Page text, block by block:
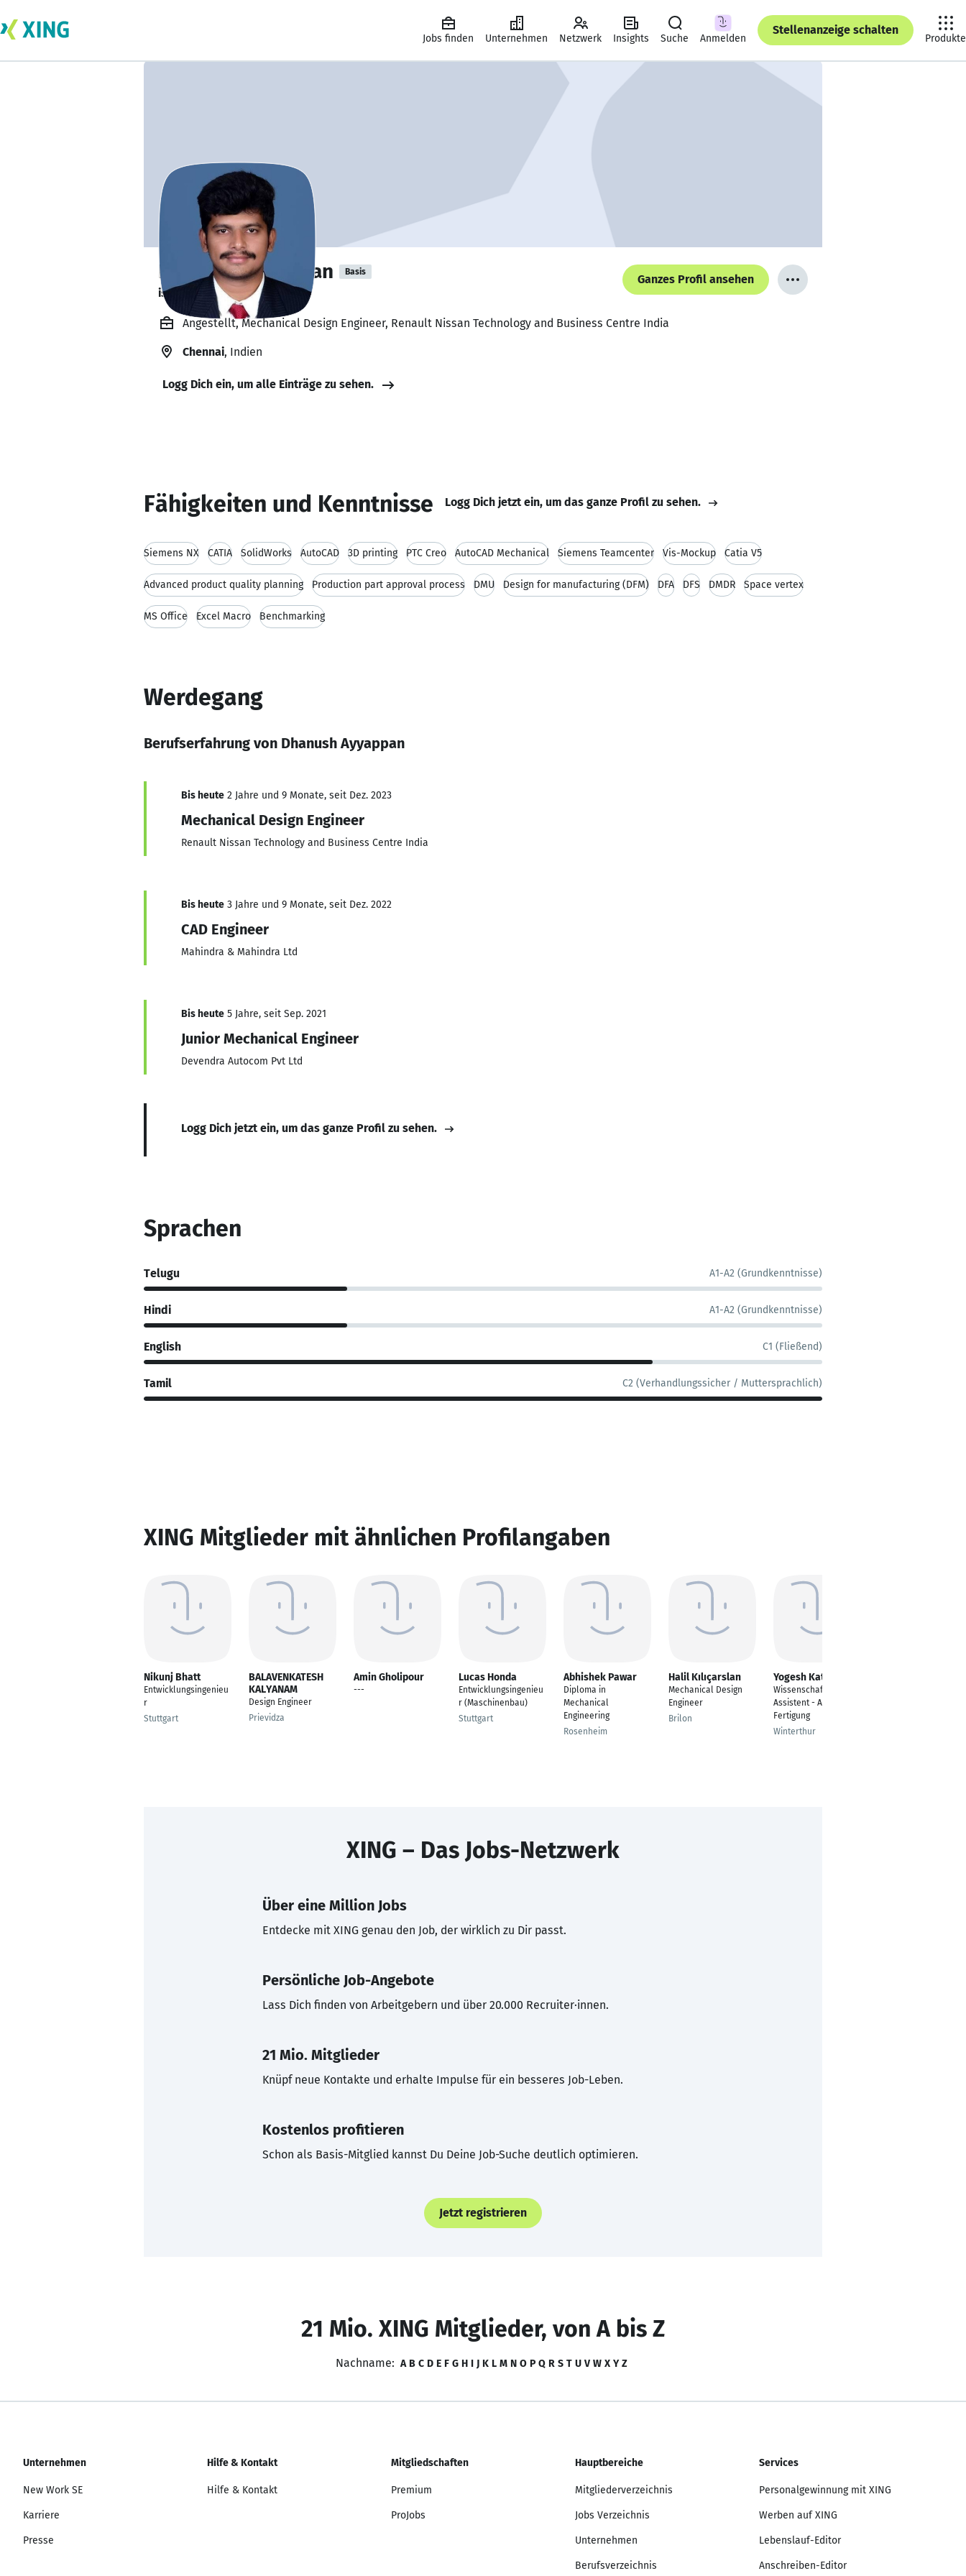
Jobs finden Unternehmen Netzwerk Insights Suche Anmelden
Stellenanzeige schalten
Produkte
Dhanush Ayyappan Basis
is researching.
Ganzes Profil ansehen
Angestellt, Mechanical Design Engineer, Renault Nissan Technology and Business Centre India
Chennai, Indien
Logg Dich ein, um alle Einträge zu sehen.
Fähigkeiten und Kenntnisse Logg Dich jetzt ein, um das ganze Profil zu sehen.
Siemens NX CATIA SolidWorks AutoCAD 3D printing PTC Creo AutoCAD Mechanical Siemens Teamcenter Vis-Mockup Catia V5
Advanced product quality planning Production part approval process DMU Design for manufacturing (DFM) DFA DFS DMDR Space vertex
MS Office Excel Macro Benchmarking
Werdegang
Berufserfahrung von Dhanush Ayyappan
Bis heute 2 Jahre und 9 Monate, seit Dez. 2023
Mechanical Design Engineer
Renault Nissan Technology and Business Centre India
Bis heute 3 Jahre und 9 Monate, seit Dez. 2022
CAD Engineer
Mahindra & Mahindra Ltd
Bis heute 5 Jahre, seit Sep. 2021
Junior Mechanical Engineer
Devendra Autocom Pvt Ltd
Logg Dich jetzt ein, um das ganze Profil zu sehen.
Sprachen
Telugu A1-A2 (Grundkenntnisse)
Hindi A1-A2 (Grundkenntnisse)
English C1 (Fließend)
Tamil C2 (Verhandlungssicher / Muttersprachlich)
XING Mitglieder mit ähnlichen Profilangaben
Nikunj Bhatt
Entwicklungsingenieu
r
Stuttgart
BALAVENKATESH
KALYANAM
Design Engineer
Prievidza
Amin Gholipour
---
Lucas Honda
Entwicklungsingenieu
r (Maschinenbau)
Stuttgart
Abhishek Pawar
Diploma in
Mechanical
Engineering
Rosenheim
Halil Kılıçarslan
Mechanical Design
Engineer
Brilon
Yogesh Katrodiya
Wissenschaftlicher
Assistent - Additive
Fertigung
Winterthur
XING – Das Jobs-Netzwerk
Über eine Million Jobs
Entdecke mit XING genau den Job, der wirklich zu Dir passt.
Persönliche Job-Angebote
Lass Dich finden von Arbeitgebern und über 20.000 Recruiter·innen.
21 Mio. Mitglieder
Knüpf neue Kontakte und erhalte Impulse für ein besseres Job-Leben.
Kostenlos profitieren
Schon als Basis-Mitglied kannst Du Deine Job-Suche deutlich optimieren.
Jetzt registrieren
21 Mio. XING Mitglieder, von A bis Z
Nachname: A B C D E F G H I J K L M N O P Q R S T U V W X Y Z
Unternehmen
New Work SE
Karriere
Presse
Hilfe & Kontakt
Hilfe & Kontakt
Mitgliedschaften
Premium
ProJobs
Hauptbereiche
Mitgliederverzeichnis
Jobs Verzeichnis
Unternehmen
Berufsverzeichnis
Services
Personalgewinnung mit XING
Werben auf XING
Lebenslauf-Editor
Anschreiben-Editor